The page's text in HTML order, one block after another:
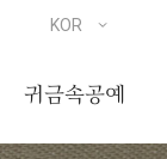
귀금속공예